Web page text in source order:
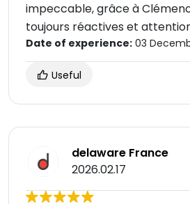
impeccable, grâce à
toujours réactives et
Date of experience: 03
Useful
delaware France
2026.02.17